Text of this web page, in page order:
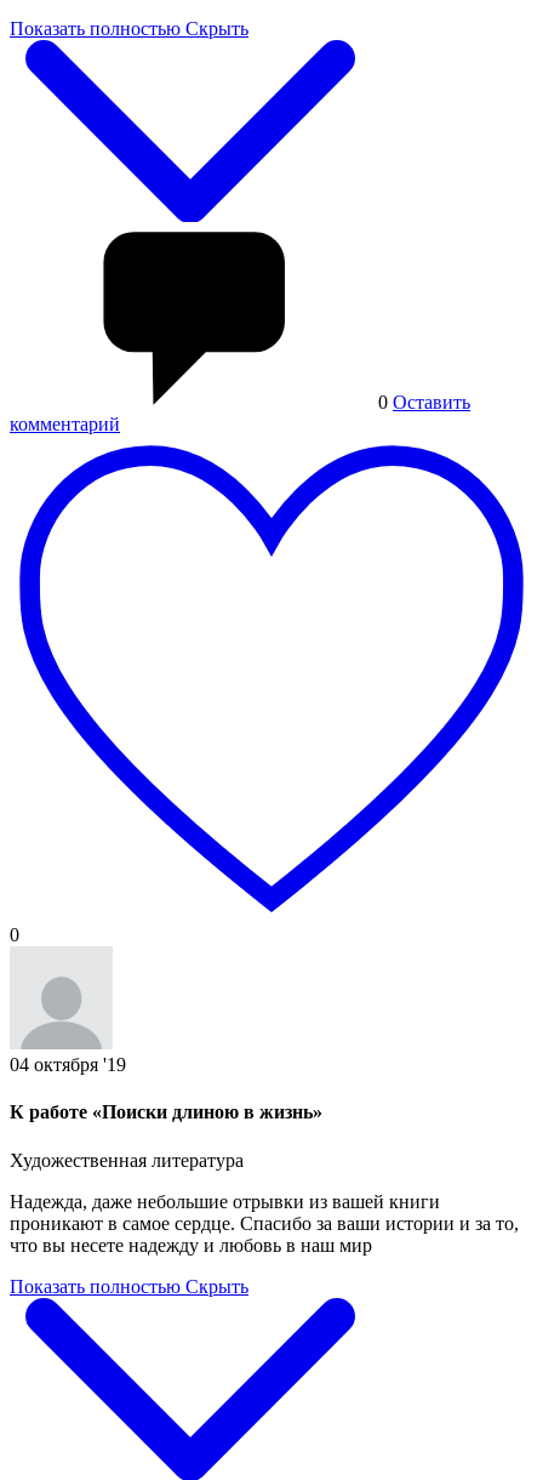
Показать полностью Скрыть
0 Оставить
комментарий
0
04 октября '19
К работе «Поиски длиною в жизнь»
Художественная литература
Надежда, даже небольшие отрывки из вашей книги
проникают в самое сердце. Спасибо за ваши истории и за то,
что вы несете надежду и любовь в наш мир
Показать полностью Скрыть